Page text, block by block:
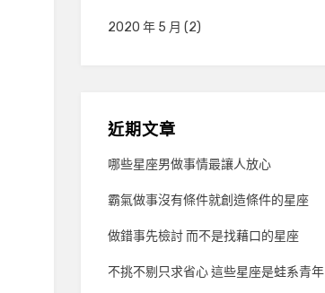
2020 年 5 月 (2)
近期文章
哪些星座男做事情最讓人放心
霸氣做事沒有條件就創造條件的星座
做錯事先檢討 而不是找藉口的星座
不挑不剔只求省心 這些星座是蛙系青年